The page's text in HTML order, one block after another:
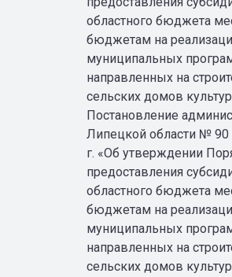
областного бюджета
бюджетам на
муниципальных
направленных на
сельских домов культур
Постановление
Липецкой области № 90
г. «Об утверждении
предоставления
областного бюджета
бюджетам на
муниципальных
направленных на
сельских домов